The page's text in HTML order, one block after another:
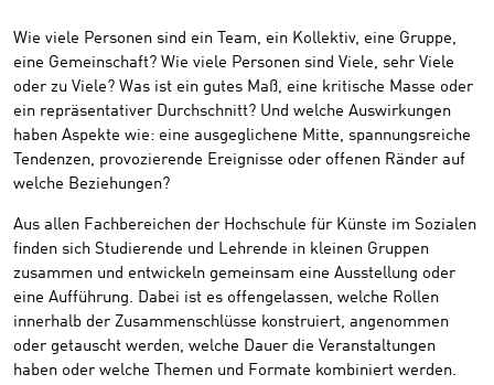
Wie viele Personen sind ein Team, ein Kollektiv, eine Gruppe,
eine Gemeinschaft? Wie viele Personen sind Viele, sehr Viele
oder zu Viele? Was ist ein gutes Maß, eine kritische Masse oder
ein repräsentativer Durchschnitt? Und welche Auswirkungen
haben Aspekte wie: eine ausgeglichene Mitte, spannungsreiche
Tendenzen, provozierende Ereignisse oder offenen Ränder auf
welche Beziehungen?
Aus allen Fachbereichen der Hochschule für Künste im Sozialen
finden sich Studierende und Lehrende in kleinen Gruppen
zusammen und entwickeln gemeinsam eine Ausstellung oder
eine Aufführung. Dabei ist es offengelassen, welche Rollen
innerhalb der Zusammenschlüsse konstruiert, angenommen
oder getauscht werden, welche Dauer die Veranstaltungen
haben oder welche Themen und Formate kombiniert werden.